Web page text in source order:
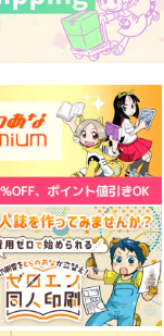
with you
doodle
787円 （税込）
流川楓×三井寿
サンプル
作品詳細